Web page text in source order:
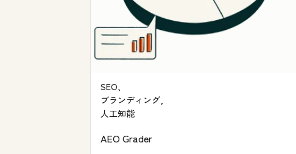
SEO,
ブランディング,
人工知能
AEO Grader